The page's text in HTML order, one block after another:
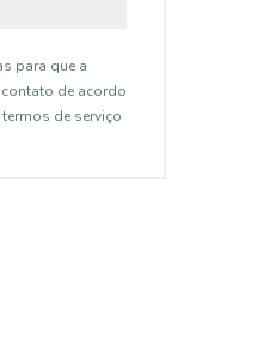
para que a
de acordo
de serviço